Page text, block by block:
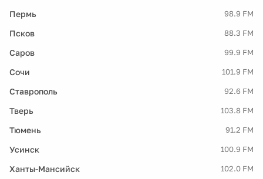
Пермь 98.9 FM
Псков 88.3 FM
Саров 99.9 FM
Сочи 101.9 FM
Ставрополь 92.6 FM
Тверь 103.8 FM
Тюмень 91.2 FM
Усинск 100.9 FM
Ханты-Мансийск 102.0 FM